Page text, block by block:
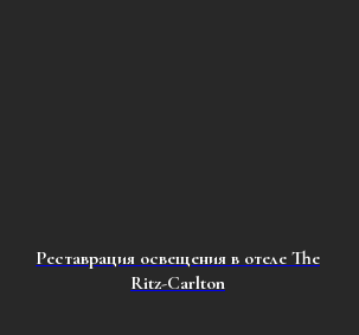
Реставрация освещения в отеле The
Ritz-Carlton